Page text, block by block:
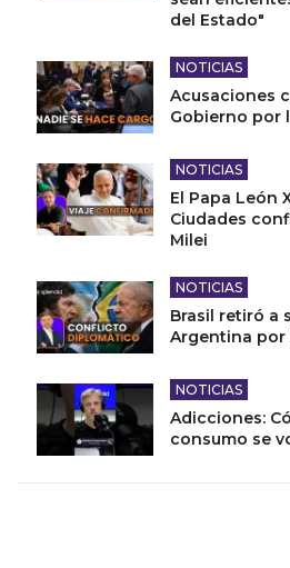
del Estado"
NOTICIAS
Acusaciones
Gobierno por
NOTICIAS
El Papa León
Ciudades
Milei
NOTICIAS
Brasil retiró a
Argentina por
NOTICIAS
Adicciones:
consumo se